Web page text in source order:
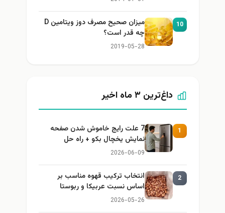
10
میزان صحیح مصرف دوز ویتامین D
چه قدر است؟
2019-05-28
داغ‌ترین ۳ ماه اخیر
1
7 علت رایج خاموش شدن صفحه
نمایش یخچال بکو + راه حل
2026-06-09
2
انتخاب ترکیب قهوه مناسب بر
اساس نسبت عربیکا و ربوستا
2026-05-26